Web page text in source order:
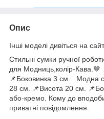
Опис
Інші моделі дивіться на
Стильні сумки ручної
для Модниць,колір-
📌Боковинка 3 см. Модна
28 см. 📌Висота 20 см.
або-кремо. Кому до
приватні повідомлення.